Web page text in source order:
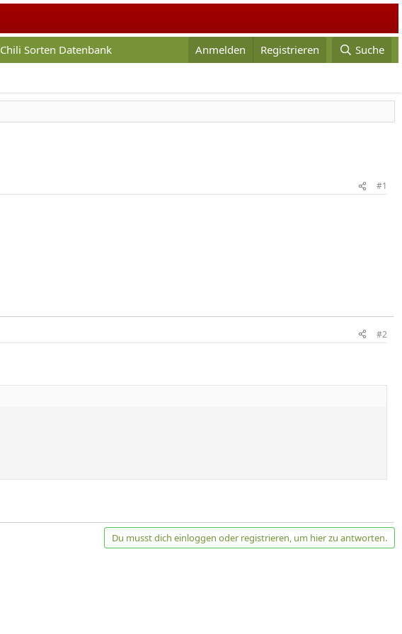
Chili Sorten Datenbank Anmelden Registrieren Suche
#1
#2
Du musst dich einloggen oder registrieren, um hier zu antworten.